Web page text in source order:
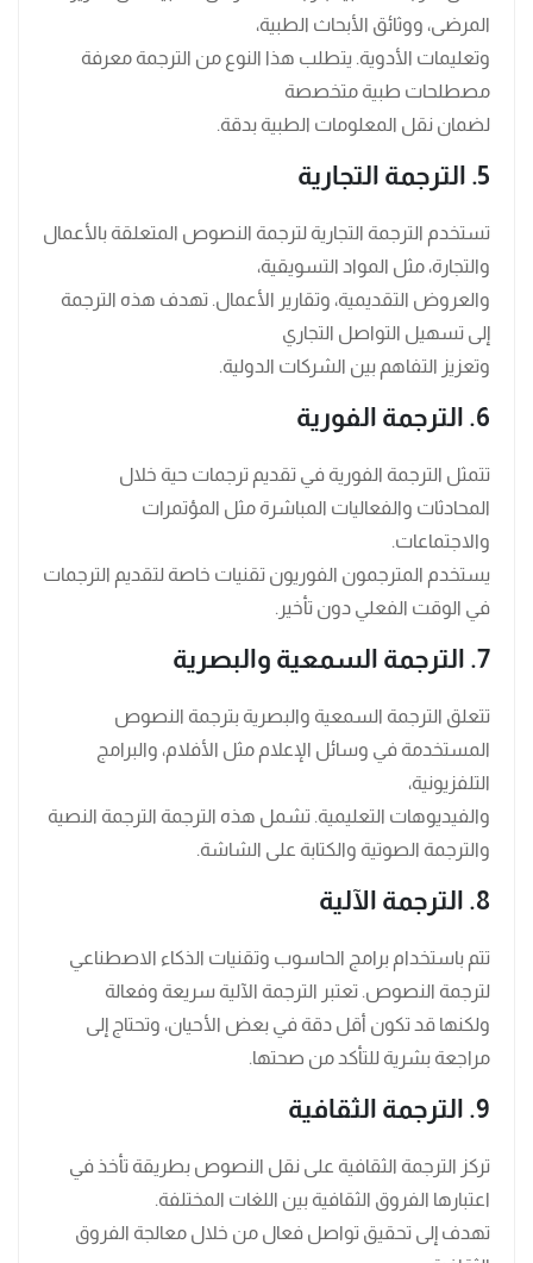
المرضى، ووثائق الأبحاث الطبية،
وتعليمات الأدوية. يتطلب هذا النوع من الترجمة معرفة
مصطلحات طبية متخصصة
لضمان نقل المعلومات الطبية بدقة.
5. الترجمة التجارية
تستخدم الترجمة التجارية لترجمة النصوص المتعلقة بالأعمال
والتجارة، مثل المواد التسويقية،
والعروض التقديمية، وتقارير الأعمال. تهدف هذه الترجمة
إلى تسهيل التواصل التجاري
وتعزيز التفاهم بين الشركات الدولية.
6. الترجمة الفورية
تتمثل الترجمة الفورية في تقديم ترجمات حية خلال
المحادثات والفعاليات المباشرة مثل المؤتمرات
والاجتماعات.
يستخدم المترجمون الفوريون تقنيات خاصة لتقديم الترجمات
في الوقت الفعلي دون تأخير.
7. الترجمة السمعية والبصرية
تتعلق الترجمة السمعية والبصرية بترجمة النصوص
المستخدمة في وسائل الإعلام مثل الأفلام، والبرامج
التلفزيونية،
والفيديوهات التعليمية. تشمل هذه الترجمة الترجمة النصية
والترجمة الصوتية والكتابة على الشاشة.
8. الترجمة الآلية
تتم باستخدام برامج الحاسوب وتقنيات الذكاء الاصطناعي
لترجمة النصوص. تعتبر الترجمة الآلية سريعة وفعالة
ولكنها قد تكون أقل دقة في بعض الأحيان، وتحتاج إلى
مراجعة بشرية للتأكد من صحتها.
9. الترجمة الثقافية
تركز الترجمة الثقافية على نقل النصوص بطريقة تأخذ في
اعتبارها الفروق الثقافية بين اللغات المختلفة.
تهدف إلى تحقيق تواصل فعال من خلال معالجة الفروق